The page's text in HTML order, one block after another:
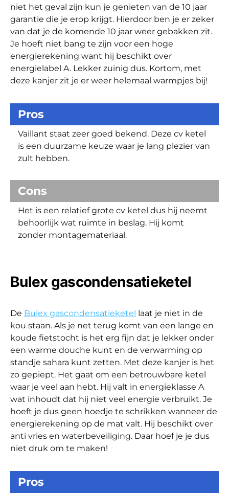
niet het geval zijn kun je genieten van de 10 jaar
garantie die je erop krijgt. Hierdoor ben je er zeker
van dat je de komende 10 jaar weer gebakken zit.
Je hoeft niet bang te zijn voor een hoge
energierekening want hij beschikt over
energielabel A. Lekker zuinig dus. Kortom, met
deze kanjer zit je er weer helemaal warmpjes bij!
Pros
Vaillant staat zeer goed bekend. Deze cv ketel
is een duurzame keuze waar je lang plezier van
zult hebben.
Cons
Het is een relatief grote cv ketel dus hij neemt
behoorlijk wat ruimte in beslag. Hij komt
zonder montagemateriaal.
Bulex gascondensatieketel
De Bulex gascondensatieketel laat je niet in de
kou staan. Als je net terug komt van een lange en
koude fietstocht is het erg fijn dat je lekker onder
een warme douche kunt en de verwarming op
standje sahara kunt zetten. Met deze kanjer is het
zo gepiept. Het gaat om een betrouwbare ketel
waar je veel aan hebt. Hij valt in energieklasse A
wat inhoudt dat hij niet veel energie verbruikt. Je
hoeft je dus geen hoedje te schrikken wanneer de
energierekening op de mat valt. Hij beschikt over
anti vries en waterbeveiliging. Daar hoef je je dus
niet druk om te maken!
Pros